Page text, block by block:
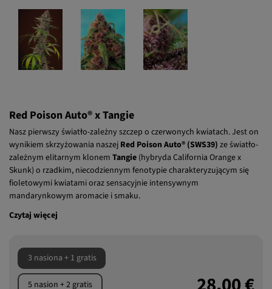
Red Poison Auto® x Tangie
Nasz pierwszy światło-zależny szczep o czerwonych kwiatach. Jest on
wynikiem skrzyżowania naszejRed Poison Auto® (SWS39)ze światło-
zależnym elitarnym klonemTangie(hybryda California Orange x
Skunk) o rzadkim, niecodziennym fenotypie charakteryzującym się
mandarynkowym aromacie i smaku.
3 nasiona + 1 gratis